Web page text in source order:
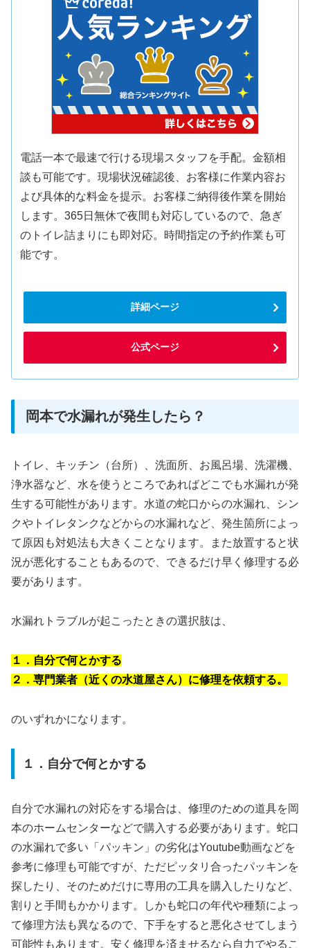
電話一本で最速で行ける現場スタッフを手配。金額相
談も可能です。現場状況確認後、お客様に作業内容お
よび具体的な料金を提示。お客様ご納得後作業を開始
します。365日無休で夜間も対応しているので、急ぎ
のトイレ詰まりにも即対応。時間指定の予約作業も可
能です。
詳細ページ
公式ページ
岡本で水漏れが発生したら？
トイレ、キッチン（台所）、洗面所、お風呂場、洗濯機、
浄水器など、水を使うところであればどこでも水漏れが発
生する可能性があります。水道の蛇口からの水漏れ、シン
クやトイレタンクなどからの水漏れなど、発生箇所によっ
て原因も対処法も大きくことなります。また放置すると状
況が悪化することもあるので、できるだけ早く修理する必
要があります。
水漏れトラブルが起こったときの選択肢は、
１．自分で何とかする
２．専門業者（近くの水道屋さん）に修理を依頼する。
のいずれかになります。
１．自分で何とかする
自分で水漏れの対応をする場合は、修理のための道具を岡
本のホームセンターなどで購入する必要があります。蛇口
の水漏れで多い「パッキン」の劣化はYoutube動画などを
参考に修理も可能ですが、ただピッタリ合ったパッキンを
探したり、そのためだけに専用の工具を購入したりなど、
割りと手間もかかります。しかも蛇口の年代や種類によっ
て修理方法も異なるので、下手をすると悪化させてしまう
可能性もあります。安く修理を済ませるなら自力でやるこ